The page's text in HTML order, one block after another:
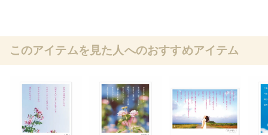
このアイテムを見た人へのおすすめアイテム